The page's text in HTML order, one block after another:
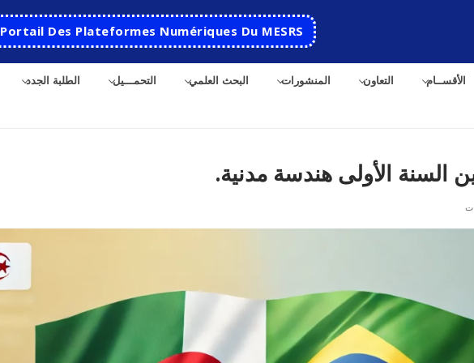
Portail Des Plateformes Numériques Du MESRS
الأقســام التعاون المنشورات البحث العلمي التحمـــيل الطلبة الجدد
عن:
المدرسة
مقدمة عن المدرسة
تاريخ المدرسة
الأقســام
السنة الأولى هندسة مدنية.